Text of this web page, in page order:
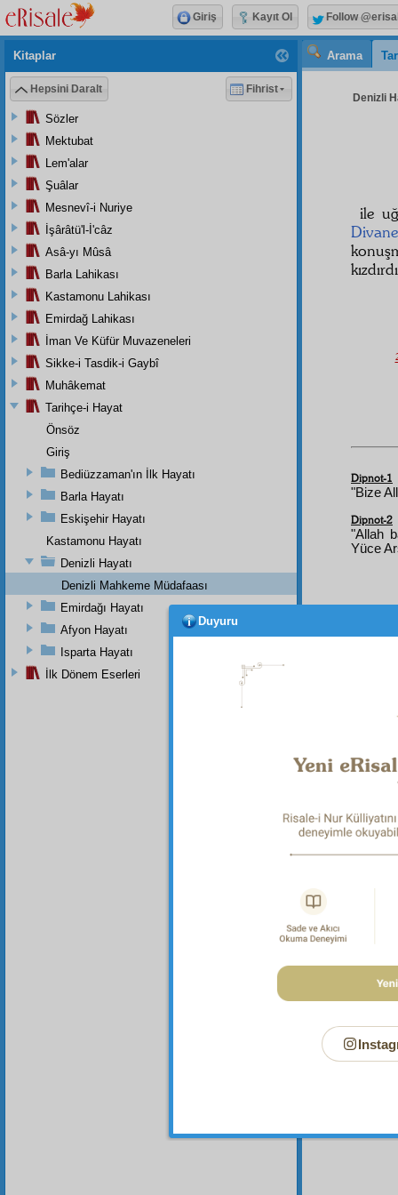
Arama
Denizli
ile
Divane
Dipnot-1
"Bize
Dipnot-2
"Allah
Yüce
Bu
Kitaplar
Hepsini Daralt Fihrist
Sözler
Mektubat
Lem'alar
Şuâlar
Mesnevî-i Nuriye
İşârâtü'l-İ'câz
Asâ-yı Mûsâ
Barla Lahikası
Kastamonu Lahikası
Emirdağ Lahikası
İman Ve Küfür Muvazeneleri
Sikke-i Tasdik-i Gaybî
Muhâkemat
Tarihçe-i Hayat
Önsöz
Giriş
Bediüzzaman'ın İlk Hayatı
Barla Hayatı
Eskişehir Hayatı
Kastamonu Hayatı
Denizli Hayatı
Denizli Mahkeme Müdafaası
Emirdağı Hayatı
Afyon Hayatı
Isparta Hayatı
İlk Dönem Eserleri
Giriş Kayıt Ol Follow
Duyuru